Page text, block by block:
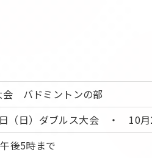
会 バドミントンの部
（日）ダブルス大会 ・ 10月
後5時まで